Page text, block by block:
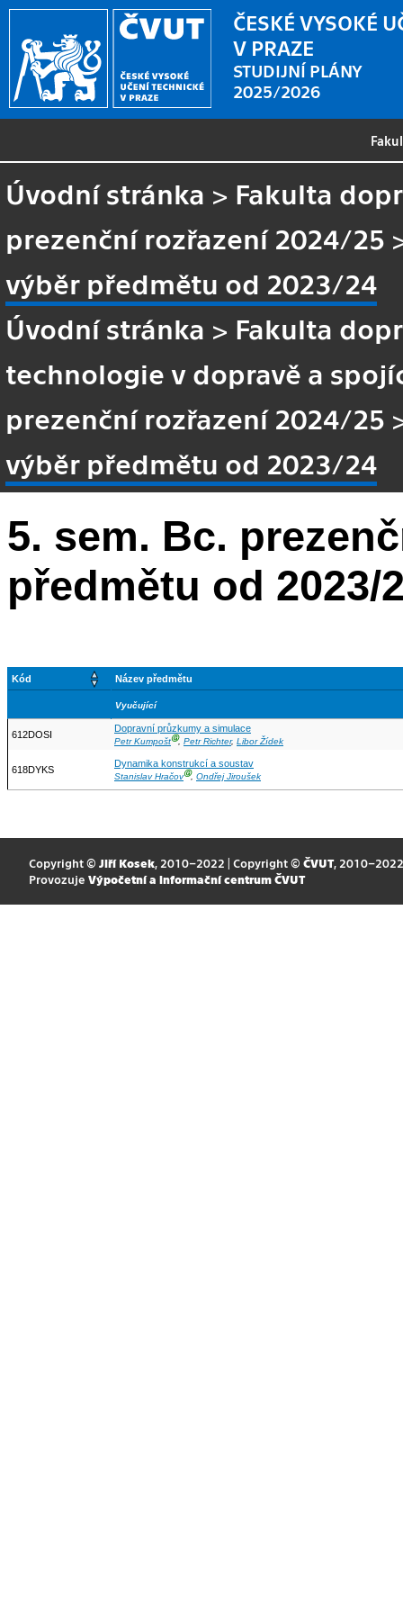
ČESKÉ VYSOKÉ
V PRAZE
STUDIJNÍ PLÁNY
2025/2026
Úvodní stránka > Fakulta
prezenční rozřazení 2024/25
výběr předmětu od 2023/24
Úvodní stránka > Fakulta
technologie v dopravě a
prezenční rozřazení 2024/25
výběr předmětu od 2023/24
5. sem. Bc.
předmětu od 2023/
Kód Název předmětu
Vyučující
612DOSI
Dopravní průzkumy a simulace
Petr KumpoštⒼ, Petr Richter, Libor Žídek
618DYKS
Dynamika konstrukcí a soustav
Stanislav HračovⒼ, Ondřej Jiroušek
Copyright © Jiří Kosek, 2010–2022 | Copyright © ČVUT, 2010–2022
Provozuje Výpočetní a informační centrum ČVUT